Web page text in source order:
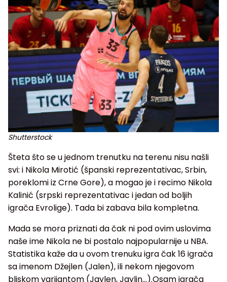
Shutterstock
Šteta što se u jednom trenutku na terenu nisu našli
svi: i Nikola Mirotić (španski reprezentativac, Srbin,
poreklomi iz Crne Gore), a mogao je i recimo Nikola
Kalinić (srpski reprezentativac i jedan od boljih
igrača Evrolige). Tada bi zabava bila kompletna.
Mada se mora priznati da čak ni pod ovim uslovima
naše ime Nikola ne bi postalo najpopularnije u NBA.
Statistika kaže da u ovom trenuku igra čak 16 igrača
sa imenom Džejlen (Jalen), ili nekom njegovom
bliskom varijantom (Jaylen, Jaylin...).Osam igrača